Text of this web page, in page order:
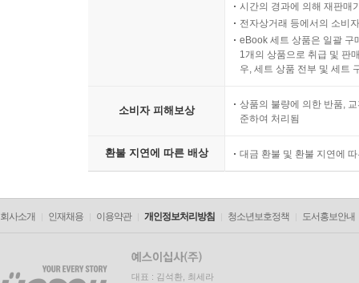
시간의 경과에 의해 재판매
전자상거래 등에서의 소비
eBook 세트 상품은 일괄 구
1개의 상품으로 취급 및 판
우, 세트 상품 전부 및 세트
소비자 피해보상
상품의 불량에 의한 반품,
준하여 처리됨
환불 지연에 따른 배상 대금 환불 및 환불 지연에
회사소개 인재채용 이용약관 개인정보처리방침 청소년보호정책 도서홍보안내
대표 : 김석환, 최세라